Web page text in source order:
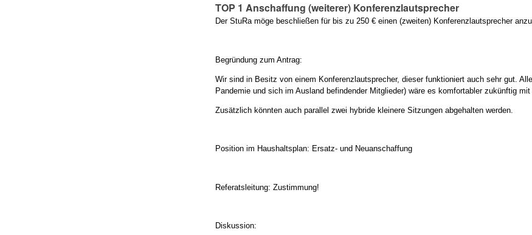
TOP 1 Anschaffung (weiterer) Konferenzlautsprecher
Der StuRa möge beschließen für bis zu 250 € einen (zweiten) Konferenzlautsprecher
Begründung zum Antrag:
Wir sind in Besitz von einem Konferenzlautsprecher, dieser funktioniert auch sehr gut.
Pandemie und sich im Ausland befindender Mitglieder) wäre es komfortabler zukünftig
Zusätzlich könnten auch parallel zwei hybride kleinere Sitzungen abgehalten werden.
Position im Haushaltsplan: Ersatz- und Neuanschaffung
Referatsleitung: Zustimmung!
Diskussion: